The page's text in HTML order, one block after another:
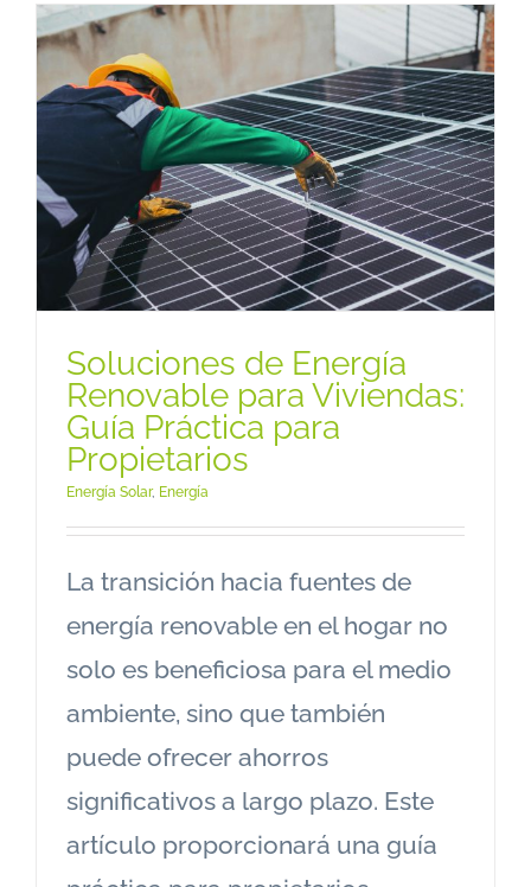
Soluciones de Energía
Renovable para Viviendas:
Guía Práctica para
Propietarios
Energía Solar, Energía
La transición hacia fuentes de
energía renovable en el hogar no
solo es beneficiosa para el medio
ambiente, sino que también
puede ofrecer ahorros
significativos a largo plazo. Este
artículo proporcionará una guía